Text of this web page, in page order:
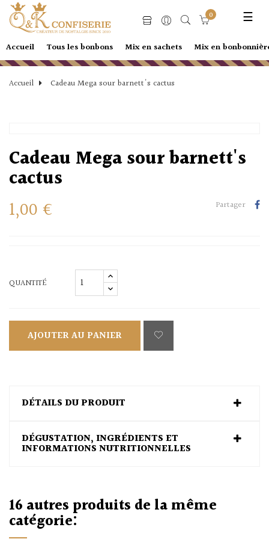
☰
0
Accueil Tous les bonbons Mix en sachets Mix en
Accueil Cadeau Mega sour barnett's cactus
Cadeau Mega sour barnett's
cactus
1,00 €
Partager
QUANTITÉ
AJOUTER AU PANIER
DÉTAILS DU PRODUIT
DÉGUSTATION, INGRÉDIENTS ET
INFORMATIONS NUTRITIONNELLES
16 autres produits de la même
catégorie: